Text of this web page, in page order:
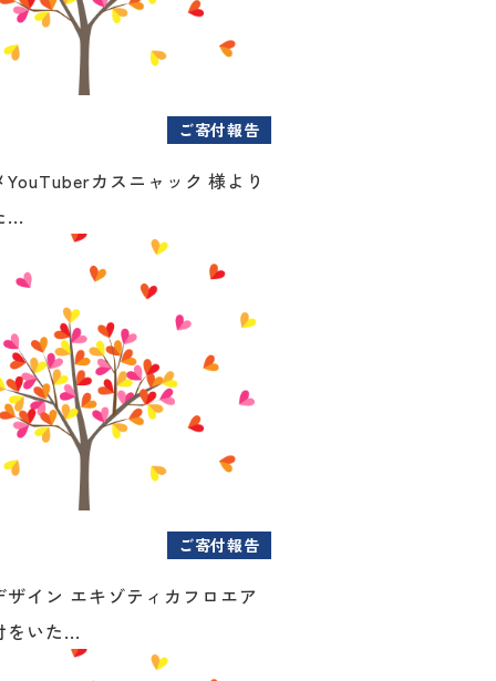
ご寄付報告
カスニャック 様より
...
ご寄付報告
ザイン エキゾティカフロエア
をいた...